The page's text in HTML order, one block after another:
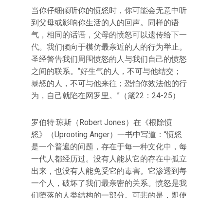
当你仔细倾听你的愤怒时，你可能会无意中听
到父母或影响你生活的人的回声。同样的语
气，相同的话语，父母的愤怒可以遗传给下一
代。我们倾向于模仿最亲近的人的行为举止。
圣经警告我们周围愤怒的人与我们自己的愤怒
之间的联系。“好生气的人，不可与他结交；
暴怒的人，不可与他来往；恐怕你效法他的行
为，自己就陷在网罗里。”（箴22：24-25）
罗伯特·琼斯（Robert Jones）在《根除愤
怒》（Uprooting Anger）一书中写道：“愤怒
是一个普遍的问题，存在于每一种文化中，每
一代人都经历过。没有人能从它的存在中孤立
出来，也没有人能免受它的毒害。它渗透到每
一个人，破坏了我们最亲密的关系。愤怒是我
们堕落的人类结构的一部分。可悲的是，即使